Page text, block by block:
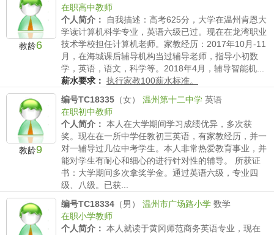
教龄6
在职高中教师
个人简介：
自我描述：高考625分，大学在温州肯恩大
学读计算机科学专业，英语六级已过。现在在龙湾职业
技术学校担任计算机老师。家教经历：2017年10月-11
月，在海城课后辅导机构当过辅导老师，指导小初数
学，英语，语文，科学等。2018年4月，辅导智能机...
薪水要求： 执行家教100薪水标准。
教龄9
编号TC18335 （女） 温州第十二中学 英语
在职初中教师
个人简介： 本人在大学期间学习成绩优异，多次获
奖。现在在一所中学任教初三英语，有家教经历，并一
对一辅导过几位中考学生。本人非常热爱教育事业，并
能对学生有耐心和细心的进行针对性的辅导。 所获证
书：大学期间多次拿奖学金。通过英语六级，专业四
级、八级。已获...
编号TC18334 （男） 温州市广场路小学 数学
在职小学教师
个人简介： 本人就读于黄冈师范商务英语专业，现在